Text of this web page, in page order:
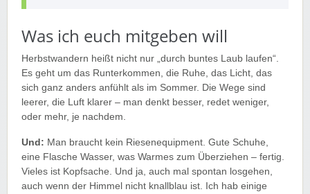
Was ich euch mitgeben will
Herbstwandern heißt nicht nur „durch buntes Laub laufen“.
Es geht um das Runterkommen, die Ruhe, das Licht, das
sich ganz anders anfühlt als im Sommer. Die Wege sind
leerer, die Luft klarer – man denkt besser, redet weniger,
oder mehr, je nachdem.
Und: Man braucht kein Riesenequipment. Gute Schuhe,
eine Flasche Wasser, was Warmes zum Überziehen – fertig.
Vieles ist Kopfsache. Und ja, auch mal spontan losgehen,
auch wenn der Himmel nicht knallblau ist. Ich hab einige